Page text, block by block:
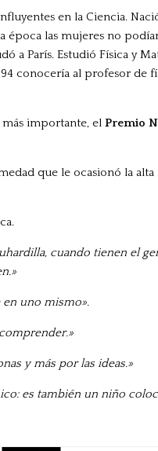
en la Ciencia.
época las mujeres no
a París. Estudió Física y
conocería al profesor de
importante, el Premio
que le ocasionó la
cuando tienen el
en uno mismo».
y más por las ideas.»
es también un niño